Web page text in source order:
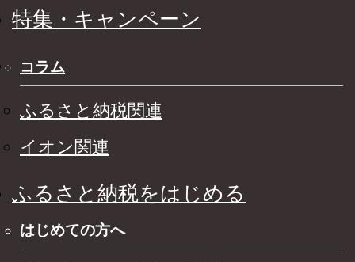
特集・キャンペーン
コラム
ふるさと納税関連
イオン関連
ふるさと納税をはじめる
はじめての方へ